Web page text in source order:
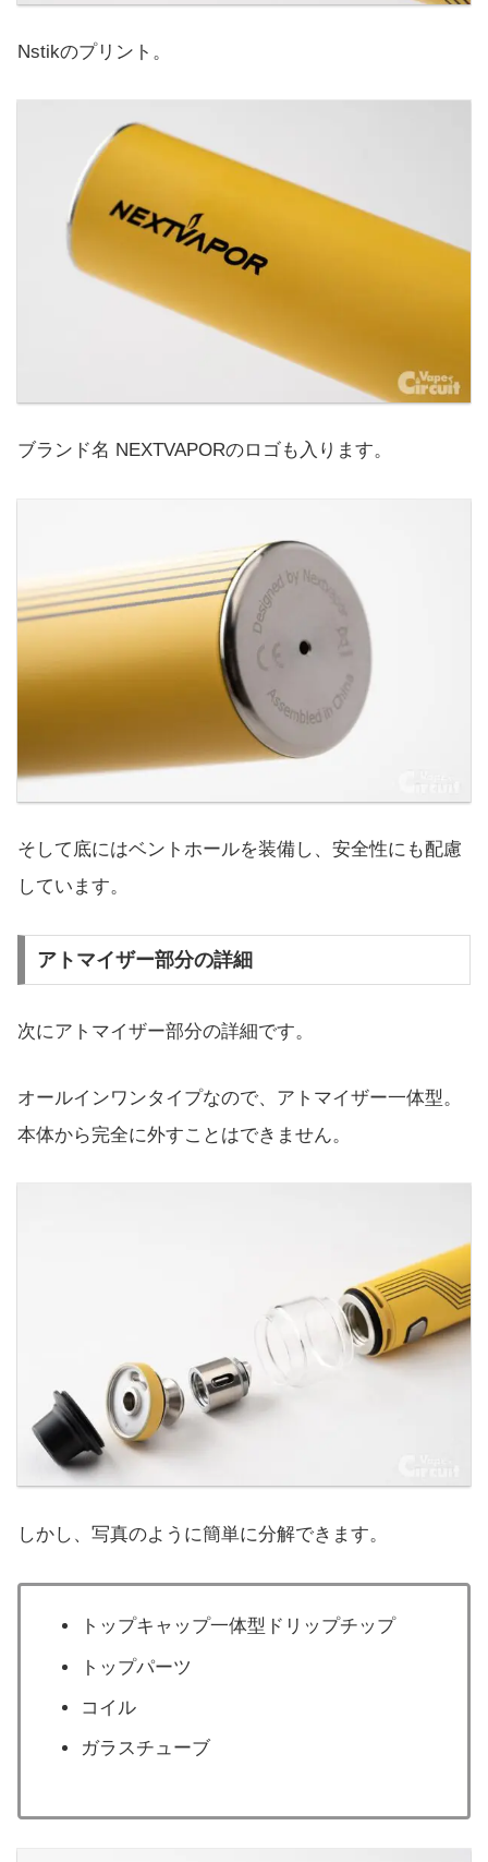
Nstikのプリント。
ブランド名 NEXTVAPORのロゴも入ります。
そして底にはベントホールを装備し、安全性にも配慮
しています。
アトマイザー部分の詳細
次にアトマイザー部分の詳細です。
オールインワンタイプなので、アトマイザー一体型。
本体から完全に外すことはできません。
しかし、写真のように簡単に分解できます。
トップキャップ一体型ドリップチップ
トップパーツ
コイル
ガラスチューブ